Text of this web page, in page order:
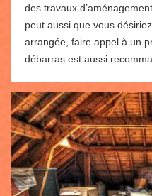
des travaux
peut aussi que vous
arrangée, faire appel à un
débarras est aussi